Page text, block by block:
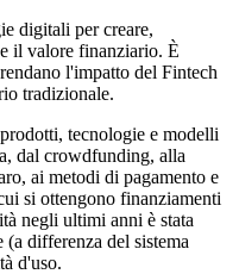
digitali per creare,
il valore finanziario. È
l'impatto del Fintech
tradizionale.
tecnologie e modelli
dal crowdfunding, alla
ai metodi di pagamento e
si ottengono finanziamenti
negli ultimi anni è stata
(a differenza del sistema
d'uso.